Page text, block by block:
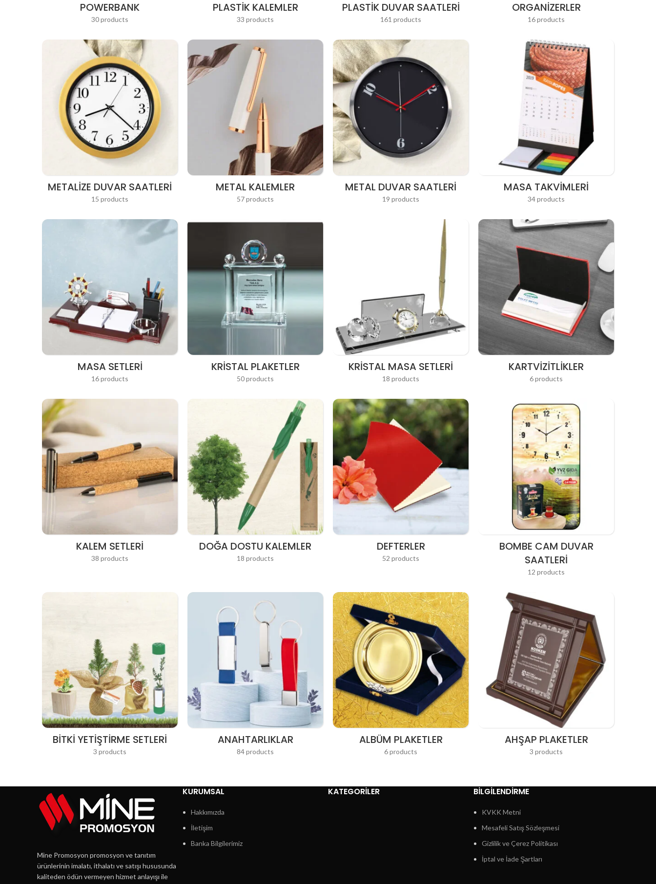
POWERBANK
30 products
PLASTIK KALEMLER
33 products
PLASTIK DUVAR SAATLERI
161 products
ORGANIZERLER
16 products
METALIZE DUVAR SAATLERI
15 products
METAL KALEMLER
57 products
METAL DUVAR SAATLERI
19 products
MASA TAKVIMLERI
34 products
MASA SETLERI
16 products
KRISTAL PLAKETLER
50 products
KRISTAL MASA SETLERI
18 products
KARTVIZITLIKLER
6 products
KALEM SETLERI
38 products
DOĞA DOSTU KALEMLER
18 products
DEFTERLER
52 products
BOMBE CAM DUVAR
SAATLERI
12 products
BITKI YETIŞTIRME SETLERI
3 products
ANAHTARLIKLAR
84 products
ALBÜM PLAKETLER
6 products
AHŞAP PLAKETLER
3 products
Mine Promosyon promosyon ve tanıtım
ürünlerinin imalatı, ithalatı ve satışı hususunda
kaliteden ödün vermeyen hizmet anlayışı ile
KURUMSAL
Hakkımızda
İletişim
Banka Bilgilerimiz
KATEGORİLER BİLGİLENDİRME
KVKK Metni
Mesafeli Satış Sözleşmesi
Gizlilik ve Çerez Politikası
İptal ve İade Şartları